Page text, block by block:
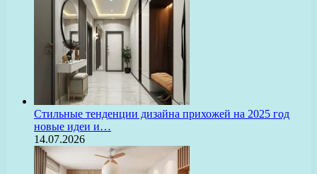
Стильные тенденции дизайна прихожей на 2025 год
новые идеи и…
14.07.2026